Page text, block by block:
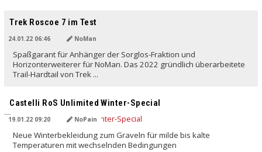
Trek Roscoe 7 im Test
24.01.22 06:46 NoMan
Spaßgarant für Anhänger der Sorglos-Fraktion und
Horizonterweiterer für NoMan. Das 2022 gründlich überarbeitete
Trail-Hardtail von Trek ...
Castelli RoS Unlimited Winter-Special
19.01.22 09:20 NoPain
Neue Winterbekleidung zum Graveln für milde bis kalte
Temperaturen mit wechselnden Bedingungen